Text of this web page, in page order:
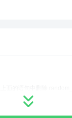
取种子吗？是的，正如默
中的全局随机状态
，并会产生不同的结果。